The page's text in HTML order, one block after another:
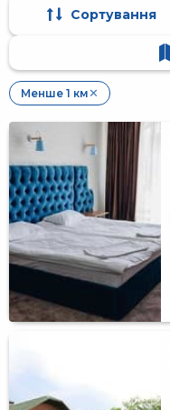
Сортування
Менше 1 км ✕